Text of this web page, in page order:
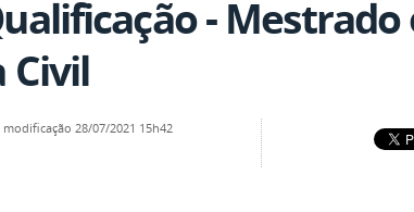
- Mestrado
Civil
28/07/2021 15h42